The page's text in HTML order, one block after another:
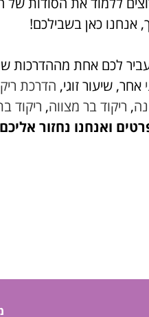
אנחנו כאן בשבילכם!
לכם אחת מההדרכות
אחר, שיעור זוגי, הדרכת
, ריקוד בר מצווה, ריקוד
ואנחנו נחזור